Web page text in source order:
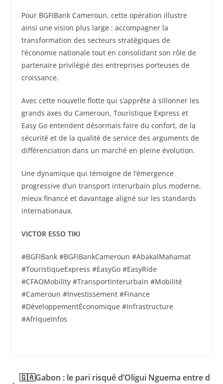
Pour BGFIBank Cameroun, cette opération illustre
ainsi une vision plus large : accompagner la
transformation des secteurs stratégiques de
l’économie nationale tout en consolidant son rôle de
partenaire privilégié des entreprises porteuses de
croissance.
Avec cette nouvelle flotte qui s’apprête à sillonner les
grands axes du Cameroun, Touristique Express et
Easy Go entendent désormais faire du confort, de la
sécurité et de la qualité de service des arguments de
différenciation dans un marché en pleine évolution.
Une dynamique qui témoigne de l’émergence
progressive d’un transport interurbain plus moderne,
mieux financé et davantage aligné sur les standards
internationaux.
VICTOR ESSO TIKI
#BGFIBank #BGFIBankCameroun #AbakalMahamat
#TouristiqueExpress #EasyGo #EasyRide
#CFAOMobility #TransportInterurbain #Mobilité
#Cameroun #Investissement #Finance
#DéveloppementÉconomique #Infrastructure
#AfriqueInfos
🇬🇦Gabon : le pari risqué d’Oligui Nguema entre d